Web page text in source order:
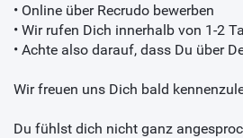
• Online über Recrudo bewerben
• Wir rufen Dich innerhalb von 1-2
• Achte also darauf, dass Du über
Wir freuen uns Dich bald
Du fühlst dich nicht ganz